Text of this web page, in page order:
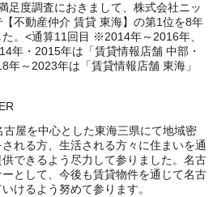
足度調査におきまして、株式会社ニッ
不動産仲介 賃貸 東海】の第1位を8年
。<通算11回目 ※2014年～2016年、
年・2015年は「賃貸情報店舗 中部・
年～2023年は「賃貸情報店舗 東海」
屋を中心とした東海三県にて地域密
れる方、生活される方々に住まいを通
できるよう尽力して参りました。名古
として、今後も賃貸物件を通じて名古
けるよう努めて参ります。